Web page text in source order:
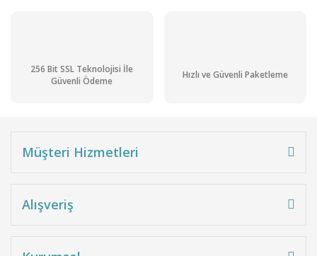
256 Bit SSL Teknolojisi İle
Güvenli Ödeme
Hızlı ve Güvenli Paketleme
Müşteri Hizmetleri
Alışveriş